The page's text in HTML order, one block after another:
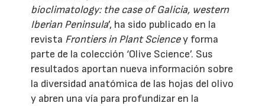
bioclimatology: the case of Galicia, western
Iberian Peninsula’, ha sido publicado en la
revista Frontiers in Plant Sciencey forma
parte de la colección ‘Olive Science’. Sus
resultados aportan nueva información sobre
la diversidad anatómica de las hojas del olivo
y abren una vía para profundizar en la